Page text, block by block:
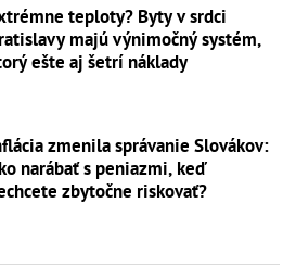
teploty? Byty v srdci
majú výnimočný systém,
ešte aj šetrí náklady
zmenila správanie Slovákov:
narábať s peniazmi, keď
zbytočne riskovať?